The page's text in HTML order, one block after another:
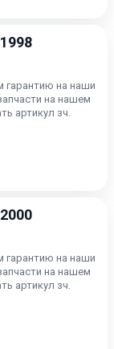
гарантию на наши
на нашем
артикул зч.
гарантию на наши
на нашем
артикул зч.